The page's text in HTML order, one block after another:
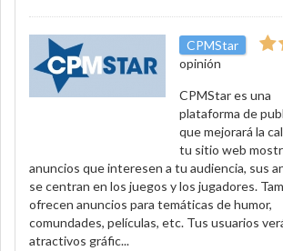
CPMStar
opinión
CPMStar es una
plataforma de
que mejorará la
tu sitio web
anuncios que interesen a tu audiencia, sus
se centran en los juegos y los jugadores.
ofrecen anuncios para temáticas de humor,
comundades, películas, etc. Tus usuarios
atractivos gráfic...